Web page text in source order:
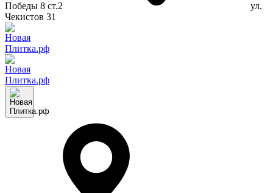
Победы 8 ст.2
ул.
Чекистов 31